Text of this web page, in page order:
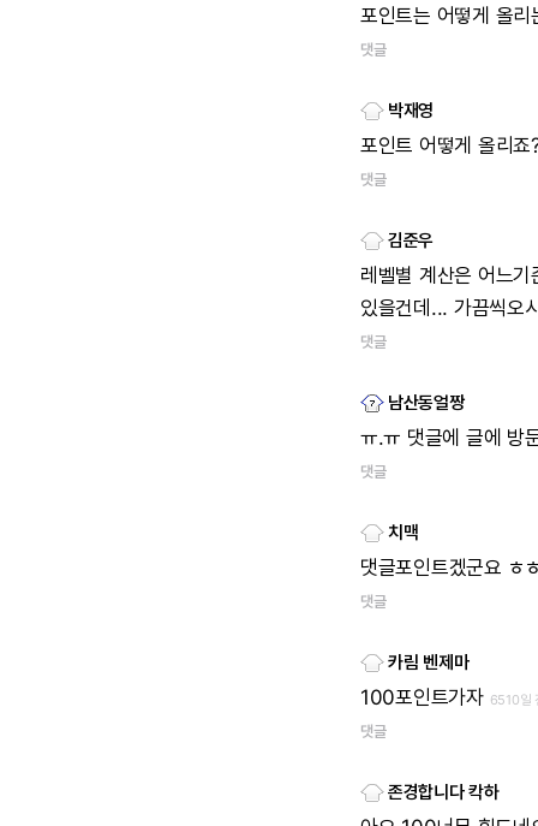
포인트는 어떻게 올리
댓글
박재영
포인트 어떻게 올리죠
댓글
김준우
레벨별 계산은 어느기
있을건데... 가끔씩오
댓글
남산동얼짱
ㅠ.ㅠ 댓글에 글에 방
댓글
치맥
댓글포인트겠군요 ㅎ
댓글
카림 벤제마
100포인트가자 6510일
댓글
존경합니다 칵하